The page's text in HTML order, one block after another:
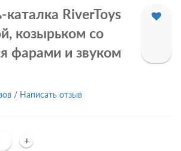
RiverToys
козырьком со
фарами и звуком
/ Написать отзыв
+